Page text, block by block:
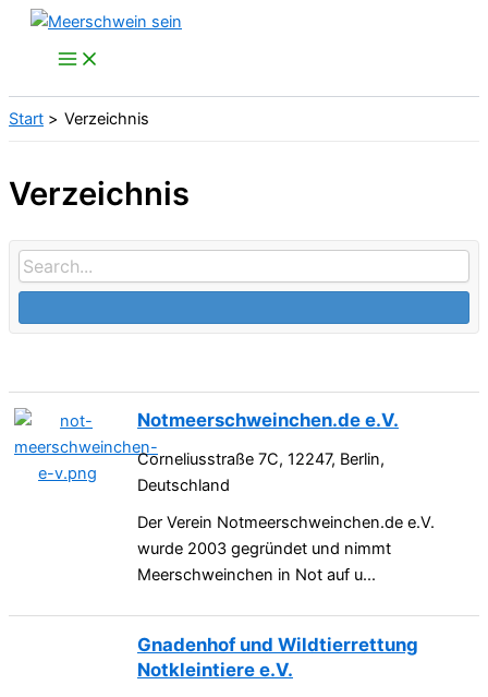
Zum
Start Verzeichnis
Verzeichnis
Notmeerschweinchen.de e.V.
Corneliusstraße 7C, 12247, Berlin,
Deutschland
Der Verein Notmeerschweinchen.de e.V.
wurde 2003 gegründet und nimmt
Meerschweinchen in Not auf u...
Gnadenhof und Wildtierrettung
Notkleintiere e.V.